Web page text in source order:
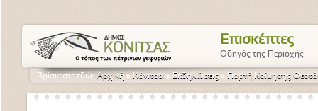
Επισκέπτες
Οδηγός της Περιοχής
Βρίσκεστε εδώ:Αρχική » Κόνιτσα » Εκδηλώσεις » Γιορτή Κοίμησης